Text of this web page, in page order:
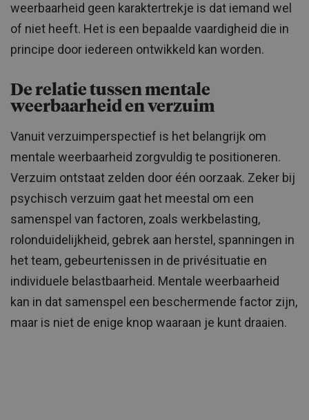
weerbaarheid geen karaktertrekje is dat iemand wel
of niet heeft. Het is een bepaalde vaardigheid die in
principe door iedereen ontwikkeld kan worden.
De relatie tussen mentale
weerbaarheid en verzuim
Vanuit verzuimperspectief is het belangrijk om
mentale weerbaarheid zorgvuldig te positioneren.
Verzuim ontstaat zelden door één oorzaak. Zeker bij
psychisch verzuim gaat het meestal om een
samenspel van factoren, zoals werkbelasting,
rolonduidelijkheid, gebrek aan herstel, spanningen in
het team, gebeurtenissen in de privésituatie en
individuele belastbaarheid. Mentale weerbaarheid
kan in dat samenspel een beschermende factor zijn,
maar is niet de enige knop waaraan je kunt draaien.